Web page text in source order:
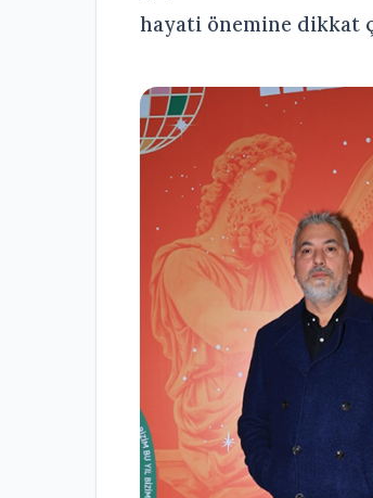
hayati önemine dikkat